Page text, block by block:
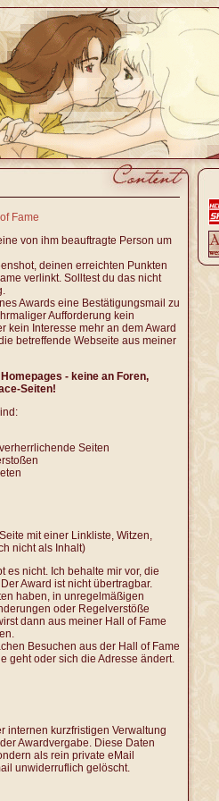
Fame
von ihm beauftragte Person um
deinen erreichten Punkten
verlinkt. Solltest du das nicht
Awards eine Bestätigungsmail zu
Aufforderung kein
kein Interesse mehr an dem Award
betreffende Webseite aus meiner
- keine an Foren,
Seiten!
Seiten
mit einer Linkliste, Witzen,
nicht als Inhalt)
es nicht. Ich behalte mir vor, die
Award ist nicht übertragbar.
haben, in unregelmäßigen
oder Regelverstöße
dann aus meiner Hall of Fame
Besuchen aus der Hall of Fame
geht oder sich die Adresse ändert.
internen kurzfristigen Verwaltung
Awardvergabe. Diese Daten
als rein private eMail
unwiderruflich gelöscht.